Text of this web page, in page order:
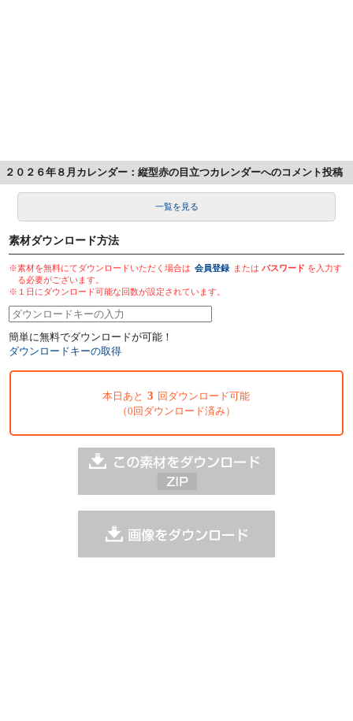
２０２６年８月カレンダー：縦型赤の目立つカレンダーへのコメント投稿
一覧を見る
素材ダウンロード方法
※素材を無料にてダウンロードいただく場合は 会員登録 またはパスワード を入力す
る必要がございます。
※１日にダウンロード可能な回数が設定されています。
簡単に無料でダウンロードが可能！
ダウンロードキーの取得
本日あと 3 回ダウンロード可能
（0回ダウンロード済み）